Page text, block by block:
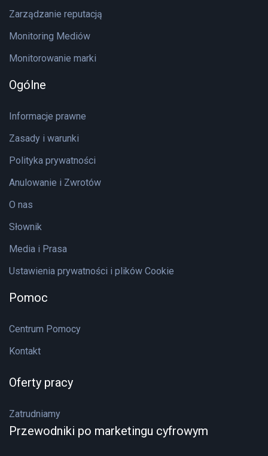
Zarządzanie reputacją
Monitoring Mediów
Monitorowanie marki
Ogólne
Informacje prawne
Zasady i warunki
Polityka prywatności
Anulowanie i Zwrotów
O nas
Słownik
Media i Prasa
Ustawienia prywatności i plików Cookie
Pomoc
Centrum Pomocy
Kontakt
Oferty pracy
Zatrudniamy
Przewodniki po marketingu cyfrowym